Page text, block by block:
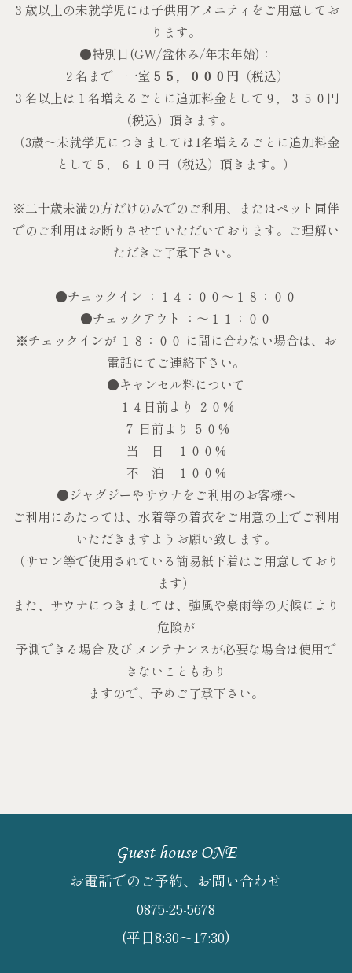
３歳以上の未就学児には子供用アメニティをご用意してお
ります。
●特別日(GW/盆休み/年末年始)：
２名まで 一室 ５５，０００円 （税込）
３名以上は１名増えるごとに追加料金として９，３５０円
（税込）頂きます。
（3歳～未就学児につきましては1名増えるごとに追加料金
として５，６１０円（税込）頂きます。）
※二十歳未満の方だけのみでのご利用、またはペット同伴
でのご利用はお断りさせていただいております。ご理解い
ただきご了承下さい。
●チェックイン ：１４：００～１８：００
●チェックアウト ：～１１：００
※チェックインが １８：００ に間に合わない場合は、お
電話にてご連絡下さい。
●キャンセル料について
１４日前より ２０%
７ 日前より ５０%
当 日 １００%
不 泊 １００%
●ジャグジーやサウナをご利用のお客様へ
ご利用にあたっては、水着等の着衣をご用意の上でご利用
いただきますようお願い致します。
（サロン等で使用されている簡易紙下着はご用意しており
ます）
また、サウナにつきましては、強風や豪雨等の天候により
危険が
予測できる場合 及び メンテナンスが必要な場合は使用で
きないこともあり
ますので、予めご了承下さい。
Guest house ONE
お電話でのご予約、お問い合わせ
0875-25-5678
(平日8:30～17:30)